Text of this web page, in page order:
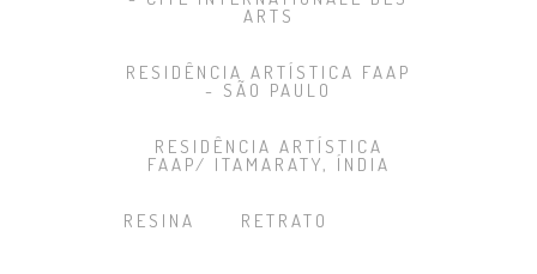
ARTS
RESIDÊNCIA ARTÍSTICA FAAP
- SÃO PAULO
RESIDÊNCIA ARTÍSTICA
FAAP/ ITAMARATY, ÍNDIA
RESINA RETRATO